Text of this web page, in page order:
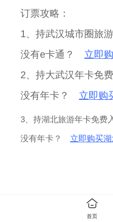
订票攻略 ：
1、 持武汉城市圈旅
没有e卡通？
立即
2、持大武汉年卡免
没有年卡？ 立即购
3、持湖北旅游年卡免费
没有年卡？ 立即购买
首页